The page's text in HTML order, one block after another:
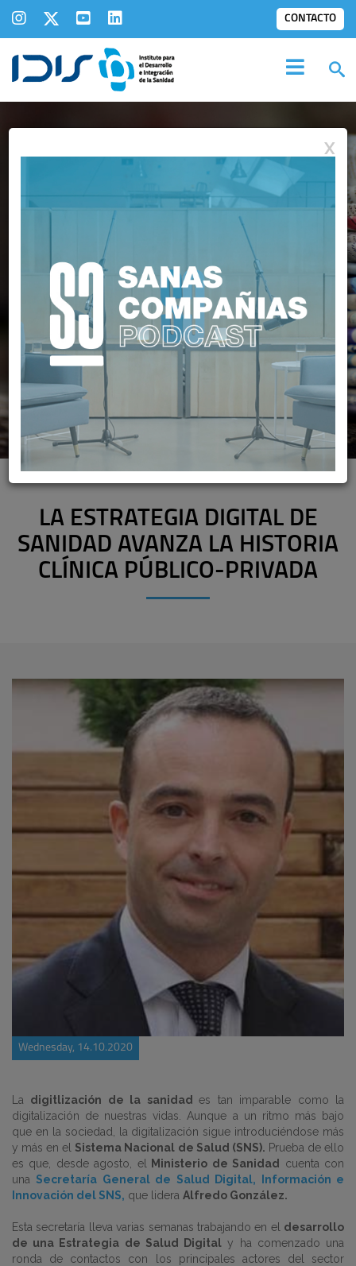
CONTACTO
IDIS EN LOSMEDIOS
LA ESTRATEGIA DIGITAL DE
SANIDAD AVANZA LA HISTORIA
CLÍNICA PÚBLICO-PRIVADA
Wednesday, 14.10.2020
La digitlización de la sanidades tan imparable como la
digitalización de nuestras vidas. Aunque a un ritmo más bajo
que en la sociedad, la digitalización sigue introduciéndose más
y más en el Sistema Nacional de Salud (SNS). Prueba de ello
es que, desde agosto, el
Ministerio de Sanidad
cuenta con
una Secretaría General de Salud Digital, Información e
Innovación del SNS, que lidera Alfredo González.
Esta secretaría lleva varias semanas trabajando en el desarrollo
de una Estrategia de Salud Digital y ha comenzado una
ronda de contactos con los principales actores del sector
X